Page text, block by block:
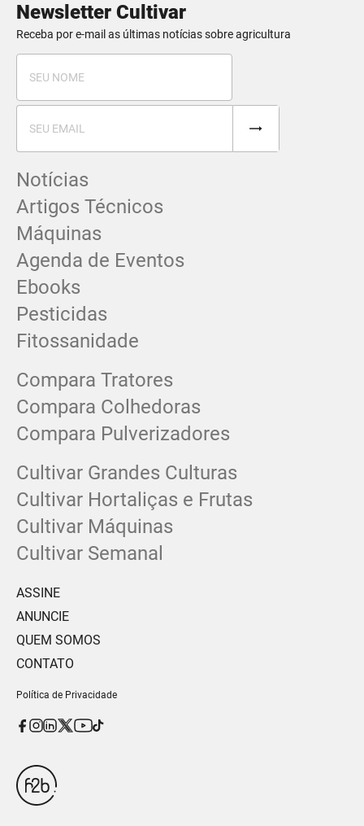
Newsletter Cultivar
Receba por e-mail as últimas notícias sobre agricultura
Notícias
Artigos Técnicos
Máquinas
Agenda de Eventos
Ebooks
Pesticidas
Fitossanidade
Compara Tratores
Compara Colhedoras
Compara Pulverizadores
Cultivar Grandes Culturas
Cultivar Hortaliças e Frutas
Cultivar Máquinas
Cultivar Semanal
ASSINE
ANUNCIE
QUEM SOMOS
CONTATO
Política de Privacidade